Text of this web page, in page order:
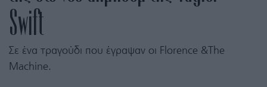
Swift
Σε ένα τραγούδι που έγραψαν οι Florence &The
Machine.